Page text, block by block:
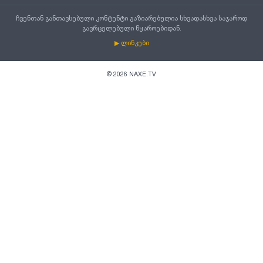
ჩვენთან განთავსებული კონტენტი გაზიარებულია სხვადასხვა საჯაროდ
გავრცელებული წყაროებიდან.
▶ ლინკები
© 2026 NAXE.TV